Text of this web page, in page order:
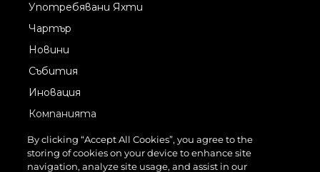
Употребявани Яхти
Чартър
Новини
Събития
Иновация
Компанията
Екипът
Лайфстайл
By clicking “Accept All Cookies”, you agree to the
storing of cookies on your device to enhance site
navigation, analyze site usage, and assist in our